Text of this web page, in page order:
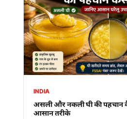
INDIA
असली और नकली घी की पहचान
आसान तरीके